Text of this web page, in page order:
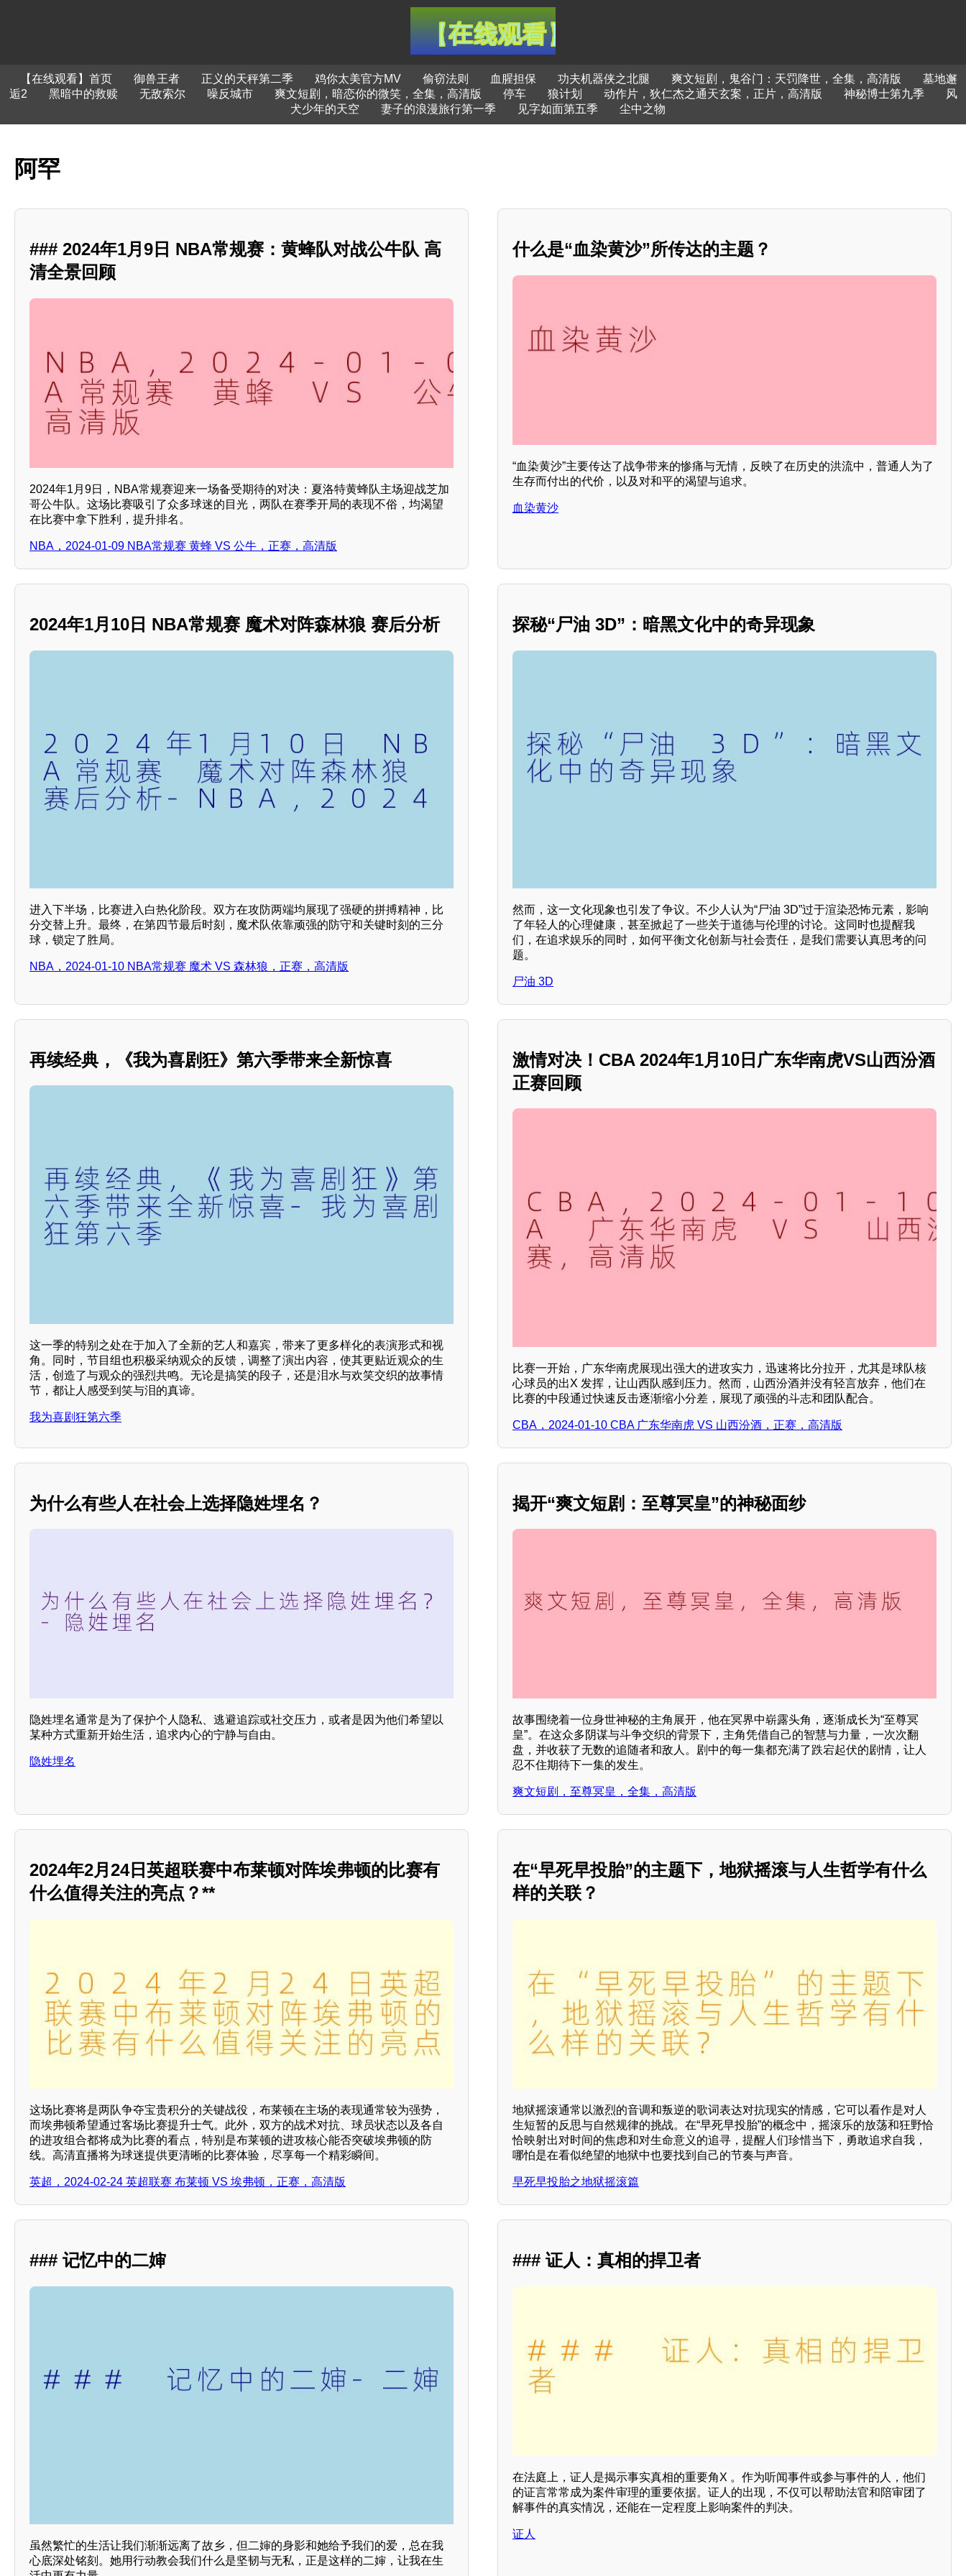
【在线观看】首页 御兽王者 正义的天秤第二季 鸡你太美官方MV 偷窃法则 血腥担保 功夫机器侠之北腿 爽文短剧，鬼谷门：天罚降世，全集，高清版
墓地邂
逅2
黑暗中的救赎 无敌索尔 噪反城市 爽文短剧，暗恋你的微笑，全集，高清版 停车 狼计划 动作片，狄仁杰之通天玄案，正片，高清版 神秘博士第九季
风
犬少年的天空
妻子的浪漫旅行第一季 见字如面第五季 尘中之物
阿罕
### 2024年1月9日 NBA常规赛：黄蜂队对战公牛队 高
清全景回顾
2024年1月9日，NBA常规赛迎来一场备受期待的对决：夏洛特黄蜂队主场迎战芝加
哥公牛队。这场比赛吸引了众多球迷的目光，两队在赛季开局的表现不俗，均渴望
在比赛中拿下胜利，提升排名。
NBA，2024-01-09 NBA常规赛 黄蜂 VS 公牛，正赛，高清版
什么是“血染黄沙”所传达的主题？
“血染黄沙”主要传达了战争带来的惨痛与无情，反映了在历史的洪流中，普通人为了
生存而付出的代价，以及对和平的渴望与追求。
血染黄沙
2024年1月10日 NBA常规赛 魔术对阵森林狼 赛后分析
进入下半场，比赛进入白热化阶段。双方在攻防两端均展现了强硬的拼搏精神，比
分交替上升。最终，在第四节最后时刻，魔术队依靠顽强的防守和关键时刻的三分
球，锁定了胜局。
NBA，2024-01-10 NBA常规赛 魔术 VS 森林狼，正赛，高清版
探秘“尸油 3D”：暗黑文化中的奇异现象
然而，这一文化现象也引发了争议。不少人认为“尸油 3D”过于渲染恐怖元素，影响
了年轻人的心理健康，甚至掀起了一些关于道德与伦理的讨论。这同时也提醒我
们，在追求娱乐的同时，如何平衡文化创新与社会责任，是我们需要认真思考的问
题。
尸油 3D
再续经典，《我为喜剧狂》第六季带来全新惊喜
这一季的特别之处在于加入了全新的艺人和嘉宾，带来了更多样化的表演形式和视
角。同时，节目组也积极采纳观众的反馈，调整了演出内容，使其更贴近观众的生
活，创造了与观众的强烈共鸣。无论是搞笑的段子，还是泪水与欢笑交织的故事情
节，都让人感受到笑与泪的真谛。
我为喜剧狂第六季
激情对决！CBA 2024年1月10日广东华南虎VS山西汾酒
正赛回顾
比赛一开始，广东华南虎展现出强大的进攻实力，迅速将比分拉开，尤其是球队核
心球员的出X 发挥，让山西队感到压力。然而，山西汾酒并没有轻言放弃，他们在
比赛的中段通过快速反击逐渐缩小分差，展现了顽强的斗志和团队配合。
CBA，2024-01-10 CBA 广东华南虎 VS 山西汾酒，正赛，高清版
为什么有些人在社会上选择隐姓埋名？
隐姓埋名通常是为了保护个人隐私、逃避追踪或社交压力，或者是因为他们希望以
某种方式重新开始生活，追求内心的宁静与自由。
隐姓埋名
揭开“爽文短剧：至尊冥皇”的神秘面纱
故事围绕着一位身世神秘的主角展开，他在冥界中崭露头角，逐渐成长为“至尊冥
皇”。在这众多阴谋与斗争交织的背景下，主角凭借自己的智慧与力量，一次次翻
盘，并收获了无数的追随者和敌人。剧中的每一集都充满了跌宕起伏的剧情，让人
忍不住期待下一集的发生。
爽文短剧，至尊冥皇，全集，高清版
2024年2月24日英超联赛中布莱顿对阵埃弗顿的比赛有
什么值得关注的亮点？**
这场比赛将是两队争夺宝贵积分的关键战役，布莱顿在主场的表现通常较为强势，
而埃弗顿希望通过客场比赛提升士气。此外，双方的战术对抗、球员状态以及各自
的进攻组合都将成为比赛的看点，特别是布莱顿的进攻核心能否突破埃弗顿的防
线。高清直播将为球迷提供更清晰的比赛体验，尽享每一个精彩瞬间。
英超，2024-02-24 英超联赛 布莱顿 VS 埃弗顿，正赛，高清版
在“早死早投胎”的主题下，地狱摇滚与人生哲学有什么
样的关联？
地狱摇滚通常以激烈的音调和叛逆的歌词表达对抗现实的情感，它可以看作是对人
生短暂的反思与自然规律的挑战。在“早死早投胎”的概念中，摇滚乐的放荡和狂野恰
恰映射出对时间的焦虑和对生命意义的追寻，提醒人们珍惜当下，勇敢追求自我，
哪怕是在看似绝望的地狱中也要找到自己的节奏与声音。
早死早投胎之地狱摇滚篇
### 记忆中的二婶
虽然繁忙的生活让我们渐渐远离了故乡，但二婶的身影和她给予我们的爱，总在我
心底深处铭刻。她用行动教会我们什么是坚韧与无私，正是这样的二婶，让我在生
### 证人：真相的捍卫者
在法庭上，证人是揭示事实真相的重要角X 。作为听闻事件或参与事件的人，他们
的证言常常成为案件审理的重要依据。证人的出现，不仅可以帮助法官和陪审团了
解事件的真实情况，还能在一定程度上影响案件的判决。
证人